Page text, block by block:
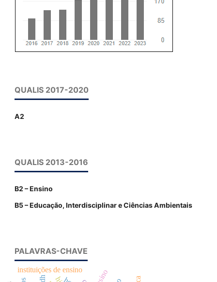
QUALIS 2017-2020
A2
QUALIS 2013-2016
B2 – Ensino
B5 – Educação, Interdisciplinar e Ciências Ambientais
PALAVRAS-CHAVE
instituições de ensino